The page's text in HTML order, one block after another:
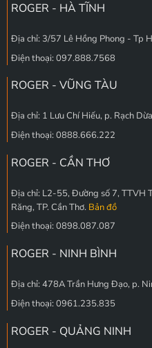
ROGER - HÀ TĨNH
Địa chỉ: 3/57 Lê Hồng Phong - Tp
Điện thoại: 097.888.7568
ROGER - VŨNG TÀU
Địa chỉ: 1 Lưu Chí Hiếu, p. Rạch
Điện thoại: 0888.666.222
ROGER - CẦN THƠ
Địa chỉ: L2-55, Đường số 7, TTVH
Răng, TP. Cần Thơ. Bản đồ
Điện thoại: 0898.087.087
ROGER - NINH BÌNH
Địa chỉ: 478A Trần Hưng Đạo, p.
Điện thoại: 0961.235.835
ROGER - QUẢNG NINH